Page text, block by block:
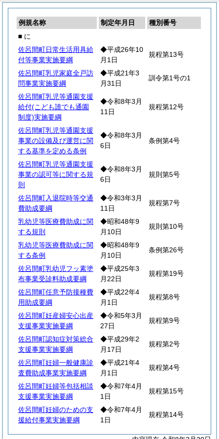
例規名称 制定年月日
種別番号
■ に
佐呂間町日常生活用具給
付等事業実施要綱
◆平成26年10
月1日
規程第13号
佐呂間町乳児家庭全戸訪
問事業実施要綱
◆平成21年3
月31日
訓令第1号の1
佐呂間町乳児等通園支援
給付(こども誰でも通園
制度)実施要綱
◆令和8年3月
11日
規程第12号
佐呂間町乳児等通園支援
事業の設備及び運営に関
する基準を定める条例
◆令和8年3月
6日
条例第4号
佐呂間町乳児等通園支援
事業の認可等に関する規
則
◆令和8年3月
6日
規則第5号
佐呂間町入退院時等交通
費助成要綱
◆令和3年3月
11日
規程第7号
乳幼児等医療費助成に関
する規則
◆昭和48年9
月10日
規則第10号
乳幼児等医療費助成に関
する条例
◆昭和48年9
月10日
条例第26号
佐呂間町乳幼児フッ素塗
布事業受診料助成要綱
◆平成25年3
月22日
規程第19号
佐呂間町任意予防接種費
用助成要綱
◆平成22年4
月1日
規程第8号
佐呂間町妊産婦安心出産
支援事業実施要綱
◆令和5年3月
27日
規程第9号
佐呂間町認知症対策総合
支援事業実施要綱
◆平成29年2
月17日
規程第2号
佐呂間町妊婦一般健康診
査費助成事業実施要綱
◆平成21年4
月1日
規程第4号
佐呂間町妊婦等包括相談
支援事業実施要綱
◆令和7年4月
1日
規程第15号
佐呂間町妊婦のための支
援給付事業実施要綱
◆令和7年4月
1日
規程第14号